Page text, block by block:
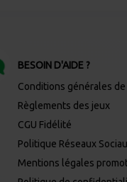
BESOIN D'AIDE ?
Conditions générales
Règlements des jeux
CGU Fidélité
Politique Réseaux
Mentions légales